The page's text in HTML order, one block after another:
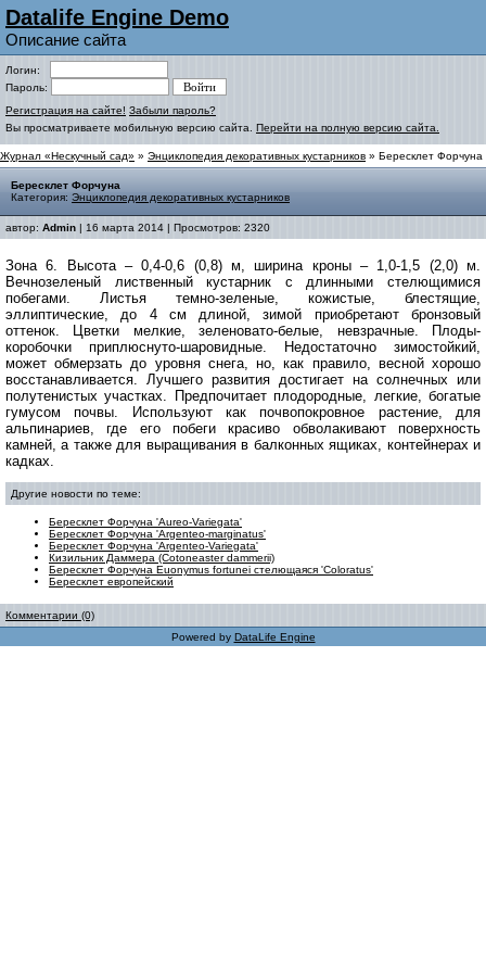
Datalife Engine Demo
Описание сайта
Логин:
Пароль:
Регистрация на сайте! Забыли пароль?
Вы просматриваете мобильную версию сайта. Перейти на полную версию сайта.
Журнал «Нескучный сад» » Энциклопедия декоративных кустарников » Бересклет Форчуна
Бересклет Форчуна
Категория: Энциклопедия декоративных кустарников
автор: Admin | 16 марта 2014 | Просмотров: 2320
Зона 6. Высота – 0,4-0,6 (0,8) м, ширина кроны – 1,0-1,5 (2,0) м.
Вечнозеленый лиственный кустарник с длинными стелющимися
побегами. Листья темно-зеленые, кожистые, блестящие,
эллиптические, до 4 см длиной, зимой приобретают бронзовый
оттенок. Цветки мелкие, зеленовато-белые, невзрачные. Плоды-
коробочки приплюснуто-шаровидные. Недостаточно зимостойкий,
может обмерзать до уровня снега, но, как правило, весной хорошо
восстанавливается. Лучшего развития достигает на солнечных или
полутенистых участках. Предпочитает плодородные, легкие, богатые
гумусом почвы. Используют как почвопокровное растение, для
альпинариев, где его побеги красиво обволакивают поверхность
камней, а также для выращивания в балконных ящиках, контейнерах и
кадках.
Другие новости по теме:
Бересклет Форчуна 'Aureo-Variegata'
Бересклет Форчуна 'Argenteo-marginatus'
Бересклет Форчуна 'Argenteo-Variegata'
Кизильник Даммера (Cotoneaster dammerii)
Бересклет Форчуна Еuonymus fortunei стелющаяся 'Coloratus'
Бересклет европейский
Комментарии (0)
Powered by DataLife Engine